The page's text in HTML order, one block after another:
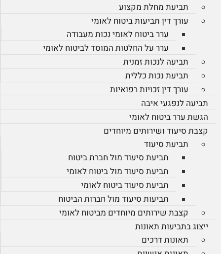
תביעת מחלת מקצוע
עורך דין תביעות ביטוח לאומי
ערר ביטוח לאומי נכות מעבודה
ערר על החלטות המוסד לביטוח לאומי
תביעה לנכות זמנית
תביעת נכות כללית
עורך דין זכויות רפואיות
תביעה לנפגעי איבה
הגשת ערר ביטוח לאומי
קצבת סיעוד ושירותים מיוחדים
תביעת סיעוד
תביעת סיעוד מול חברת ביטוח
תביעת סיעוד מול ביטוח לאומי
תביעת סיעוד ביטוח לאומי
תביעות סיעוד מול חברות הביטוח
קצבת שירותים מיוחדים מביטוח לאומי
ייצוג בתביעות תאונות
תאונות דרכים